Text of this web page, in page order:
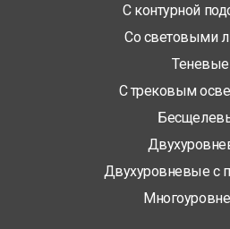
С контурной
Со световыми
Теневые
С трековым
Двухуровневые с